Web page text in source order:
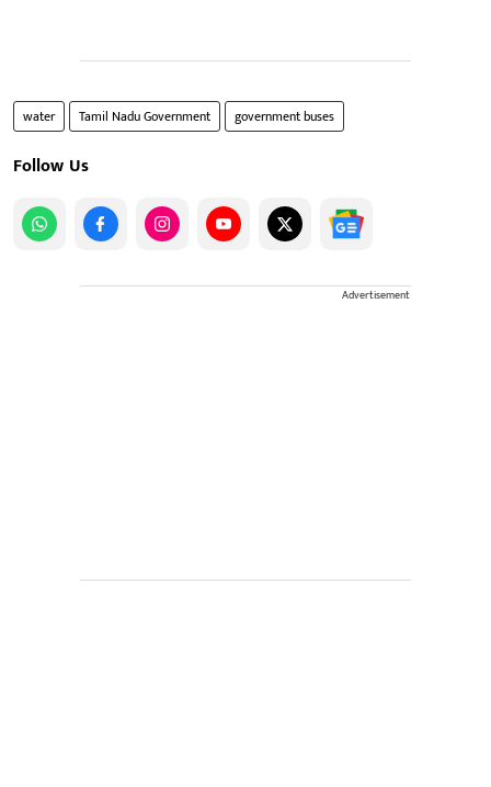
water Tamil Nadu Government government buses
Follow Us
Advertisement